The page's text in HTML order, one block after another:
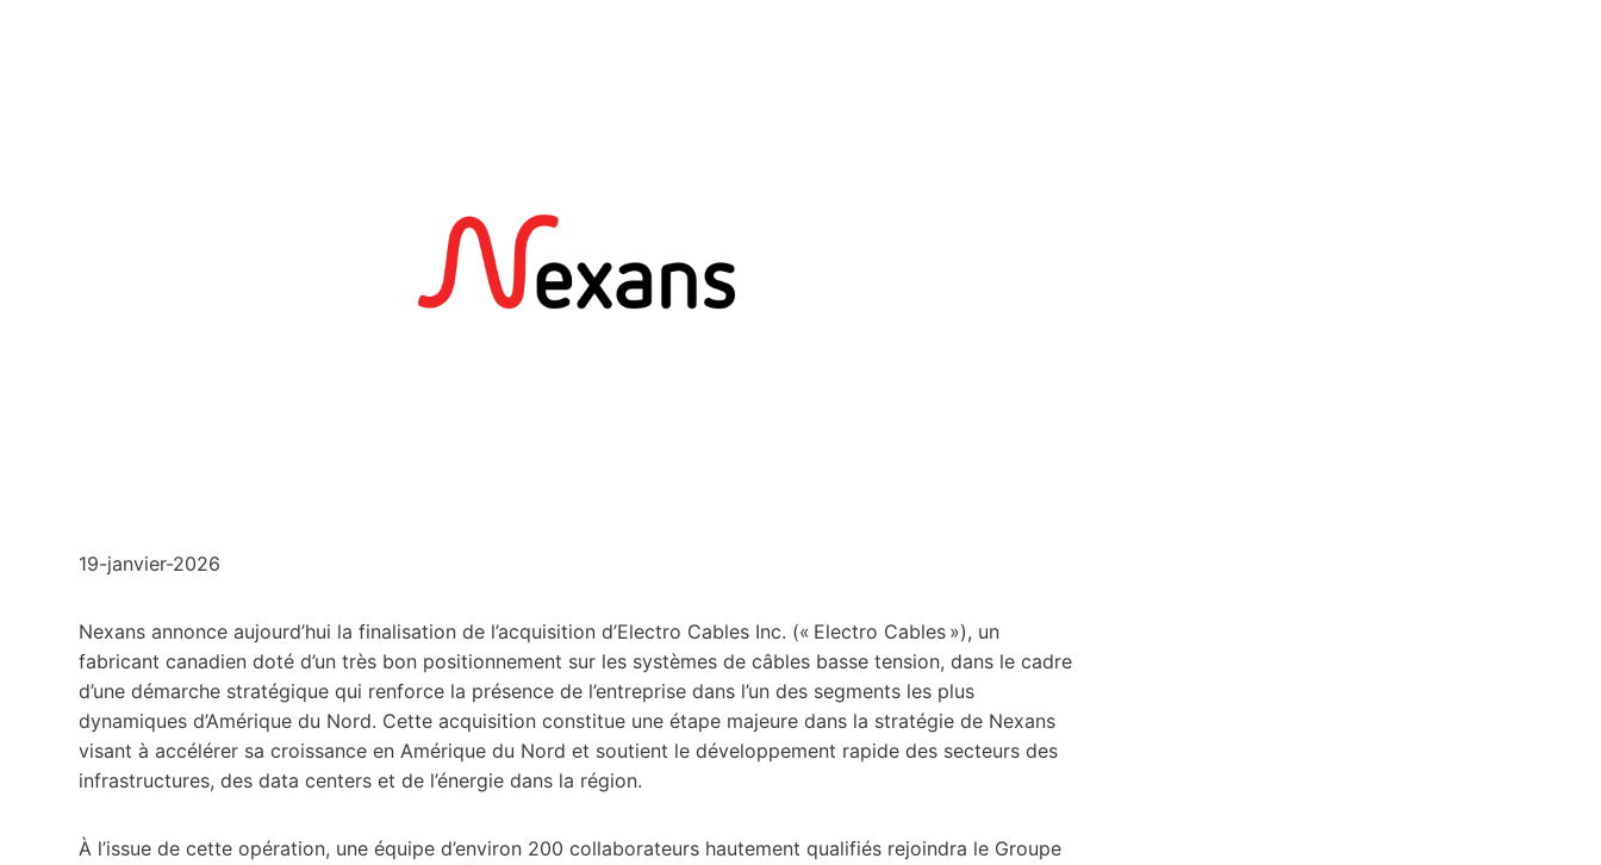
19-janvier-2026
Nexans annonce aujourd’hui la finalisation de l’acquisition d’Electro Cables Inc. (« Electro Cables »), un
fabricant canadien doté d’un très bon positionnement sur les systèmes de câbles basse tension, dans le cadre
d’une démarche stratégique qui renforce la présence de l’entreprise dans l’un des segments les plus
dynamiques d’Amérique du Nord. Cette acquisition constitue une étape majeure dans la stratégie de Nexans
visant à accélérer sa croissance en Amérique du Nord et soutient le développement rapide des secteurs des
infrastructures, des data centers et de l’énergie dans la région.
À l’issue de cette opération, une équipe d’environ 200 collaborateurs hautement qualifiés rejoindra le Groupe